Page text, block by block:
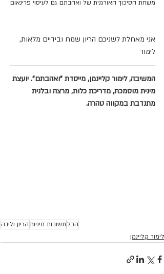
משחת הסיכוך האורגנית של ואהבתם גם לעיסוי פרינאום
אני מאחלת לשניכם הריון שמח ובידיים מלאות,
לימור
המשיבה, לימור קליינמן, מייסדת "ואהבתם". יועצת
מינית מוסמכת, מדריכת כלות, מרצה ובלנית
מתנדבת במקווה טהרה.
הכלתשובות מיניותהריון ולידה
לימור קליינמן